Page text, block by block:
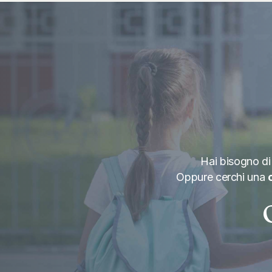
elderly_woman
Hai bisogno di
Oppure cerchi una